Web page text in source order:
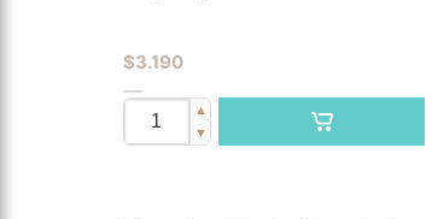
$3.190
▲
▼